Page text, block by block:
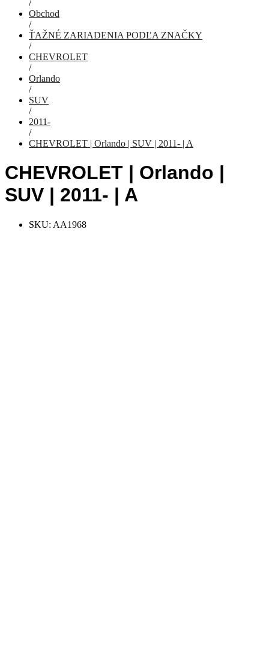
/
Obchod
/
ŤAŽNÉ ZARIADENIA PODĽA ZNAČKY
/
CHEVROLET
/
Orlando
/
SUV
/
2011-
/
CHEVROLET | Orlando | SUV | 2011- | A
CHEVROLET | Orlando |
SUV | 2011- | A
SKU: AA1968